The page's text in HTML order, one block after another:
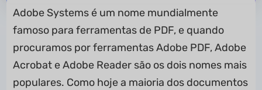
Adobe Systems é um nome mundialmente
famoso para ferramentas de PDF, e quando
procuramos por ferramentas Adobe PDF, Adobe
Acrobat e Adobe Reader são os dois nomes mais
populares. Como hoje a maioria dos documentos